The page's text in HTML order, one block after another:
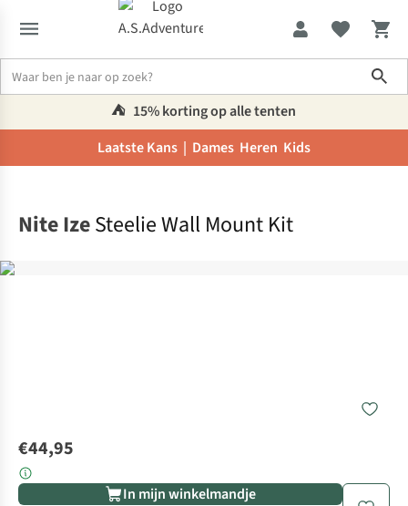
⛺️ 15% korting op alle tenten
Laatste Kans | Dames Heren Kids
Nite IzeSteelie Wall Mount Kit
€44,95
In mijn winkelmandje